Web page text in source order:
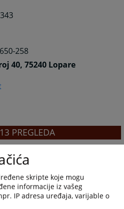
258
40, 75240 Lopare
PREGLEDA
skripte koje mogu
informacije iz vašeg
IP adresa uređaja, varijable o